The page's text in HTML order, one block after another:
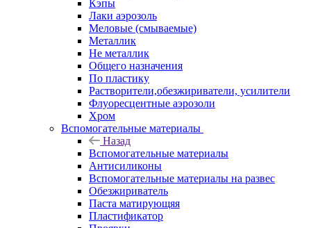
Кэпы
Лаки аэрозоль
Меловые (смываемые)
Металлик
Не металлик
Общего назначения
По пластику
Растворители,обезжириватели, усилители
Флуоресцентные аэрозоли
Хром
Вспомогательные материалы
Назад
Вспомогательные материалы
Антисиликоны
Вспомогательные материалы на развес
Обезжириватель
Паста матирующяя
Пластификатор